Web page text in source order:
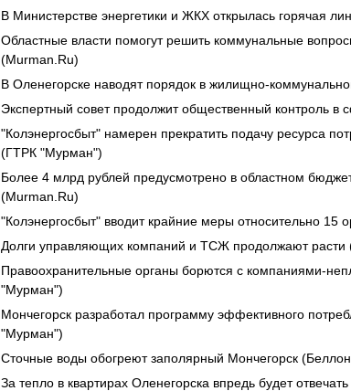
В Министерстве энергетики и ЖКХ открылась горячая
Областные власти помогут решить коммунальные
(Murman.Ru)
В Оленегорске наводят порядок в жилищно-
Экспертный совет продолжит общественный контроль
"Колэнергосбыт" намерен прекратить подачу ресурса
(ГТРК "Мурман")
Более 4 млрд рублей предусмотрено в областном
(Murman.Ru)
"Колэнергосбыт" вводит крайние меры относительно 15
Долги управляющих компаний и ТСЖ продолжают
Правоохранительные органы борются с компаниями-
"Мурман")
Мончегорск разработал программу эффективного
"Мурман")
Сточные воды обогреют заполярный Мончегорск
За тепло в квартирах Оленегорска впредь будет